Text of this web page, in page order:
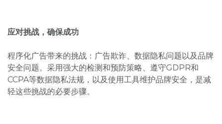
应对挑战，确保成功
程序化广告带来的挑战：广告欺诈、数据隐私问题以及品牌
安全问题。采用强大的检测和预防策略、遵守GDPR和
CCPA等数据隐私法规，以及使用工具维护品牌安全，是减
轻这些挑战的必要步骤。